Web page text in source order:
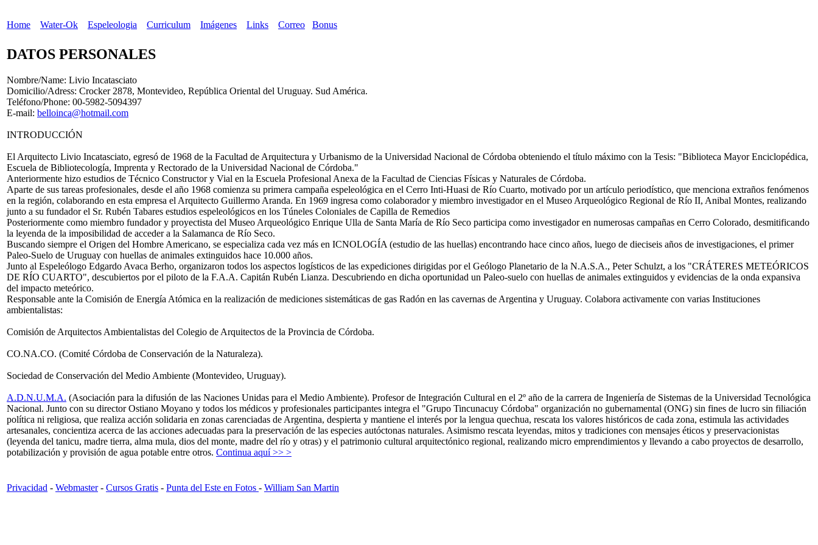
Home Water-Ok Espeleologia Curriculum Imágenes Links Correo Bonus
DATOS PERSONALES
Nombre/Name: Livio Incatasciato
Domicilio/Adress: Crocker 2878, Montevideo, República Oriental del Uruguay. Sud América.
Teléfono/Phone: 00-5982-5094397
E-mail: belloinca@hotmail.com
INTRODUCCIÓN
El Arquitecto Livio Incatasciato, egresó de 1968 de la Facultad de Arquitectura y Urbanismo de la Universidad Nacional de Córdoba obteniendo el título máximo con la Tesis: "Biblioteca Mayor Enciclopédica,
Escuela de Bibliotecología, Imprenta y Rectorado de la Universidad Nacional de Córdoba."
Anteriormente hizo estudios de Técnico Constructor y Vial en la Escuela Profesional Anexa de la Facultad de Ciencias Físicas y Naturales de Córdoba.
Aparte de sus tareas profesionales, desde el año 1968 comienza su primera campaña espeleológica en el Cerro Inti-Huasi de Río Cuarto, motivado por un artículo periodístico, que menciona extraños fenómenos
en la región, colaborando en esta empresa el Arquitecto Guillermo Aranda. En 1969 ingresa como colaborador y miembro investigador en el Museo Arqueológico Regional de Río II, Anibal Montes, realizando
junto a su fundador el Sr. Rubén Tabares estudios espeleológicos en los Túneles Coloniales de Capilla de Remedios
Posteriormente como miembro fundador y proyectista del Museo Arqueológico Enrique Ulla de Santa María de Río Seco participa como investigador en numerosas campañas en Cerro Colorado, desmitificando
la leyenda de la imposibilidad de acceder a la Salamanca de Río Seco.
Buscando siempre el Origen del Hombre Americano, se especializa cada vez más en ICNOLOGÍA (estudio de las huellas) encontrando hace cinco años, luego de dieciseis años de investigaciones, el primer
Paleo-Suelo de Uruguay con huellas de animales extinguidos hace 10.000 años.
Junto al Espeleólogo Edgardo Avaca Berho, organizaron todos los aspectos logísticos de las expediciones dirigidas por el Geólogo Planetario de la N.A.S.A., Peter Schulzt, a los "CRÁTERES METEÓRICOS
DE RÍO CUARTO", descubiertos por el piloto de la F.A.A. Capitán Rubén Lianza. Descubriendo en dicha oportunidad un Paleo-suelo con huellas de animales extinguidos y evidencias de la onda expansiva
del impacto meteórico.
Responsable ante la Comisión de Energía Atómica en la realización de mediciones sistemáticas de gas Radón en las cavernas de Argentina y Uruguay. Colabora activamente con varias Instituciones
ambientalistas:
Comisión de Arquitectos Ambientalistas del Colegio de Arquitectos de la Provincia de Córdoba.
CO.NA.CO. (Comité Córdoba de Conservación de la Naturaleza).
Sociedad de Conservación del Medio Ambiente (Montevideo, Uruguay).
A.D.N.U.M.A. (Asociación para la difusión de las Naciones Unidas para el Medio Ambiente). Profesor de Integración Cultural en el 2º año de la carrera de Ingeniería de Sistemas de la Universidad Tecnológica
Nacional. Junto con su director Ostiano Moyano y todos los médicos y profesionales participantes integra el "Grupo Tincunacuy Córdoba" organización no gubernamental (ONG) sin fines de lucro sin filiación
política ni religiosa, que realiza acción solidaria en zonas carenciadas de Argentina, despierta y mantiene el interés por la lengua quechua, rescata los valores históricos de cada zona, estimula las actividades
artesanales, concientiza acerca de las acciones adecuadas para la preservación de las especies autóctonas naturales. Asimismo rescata leyendas, mitos y tradiciones con mensajes éticos y preservacionistas
(leyenda del tanicu, madre tierra, alma mula, dios del monte, madre del río y otras) y el patrimonio cultural arquitectónico regional, realizando micro emprendimientos y llevando a cabo proyectos de desarrollo,
potabilización y provisión de agua potable entre otros. Continua aquí >> >
Privacidad - Webmaster- Cursos Gratis - Punta del Este en Fotos - William San Martin